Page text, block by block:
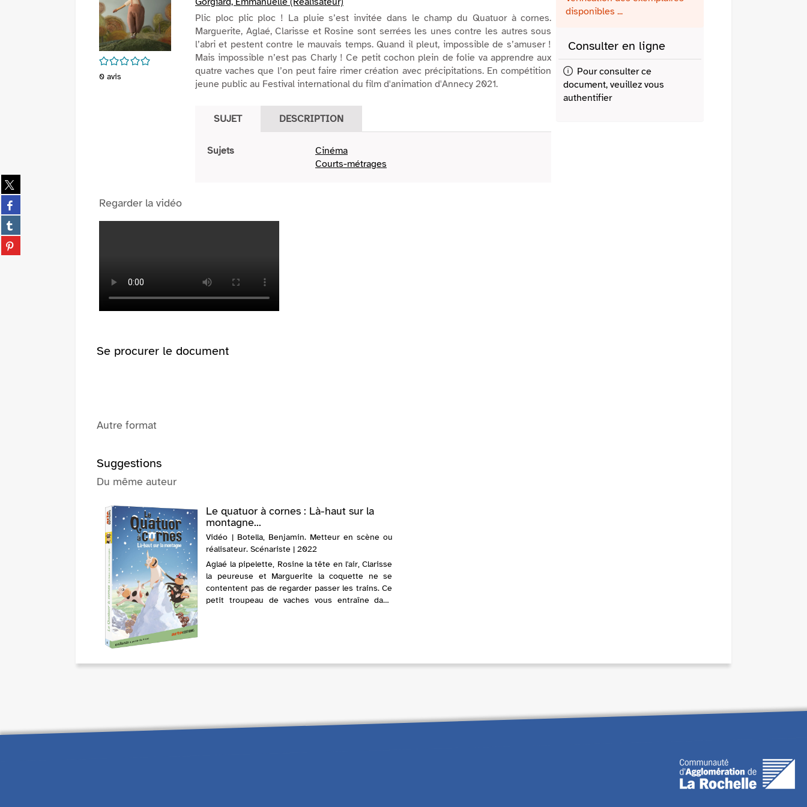
Partager
sur
twitter
(Nouvelle
fenêtre)
Partager
sur
facebook
(Nouvelle
fenêtre)
Partager
sur
tumblr
Partager
sur
/5
0 avis
Plic ploc plic ploc ! La pluie s’est invitée dans le champ du Quatuor à cornes.
Marguerite, Aglaé, Clarisse et Rosine sont serrées les unes contre les autres sous
l’abri et pestent contre le mauvais temps. Quand il pleut, impossible de s’amuser !
Mais impossible n’est pas Charly ! Ce petit cochon plein de folie va apprendre aux
quatre vaches que l’on peut faire rimer création avec précipitations. En compétition
jeune public au Festival international du film d'animation d'Annecy 2021.
SUJET DESCRIPTION
Sujets
Cinéma
Courts-métrages
Regarder la vidéo
disponibles ...
Consulter en ligne
Pour consulter ce
document, veuillez vous
authentifier
Se procurer le document
Autre format
Suggestions
Du même auteur
Le quatuor à cornes : Là-haut sur la
montagne...
Vidéo | Botella, Benjamin. Metteur en scène ou
réalisateur. Scénariste | 2022
Aglaé la pipelette, Rosine la tête en l'air, Clarisse
la peureuse et Marguerite la coquette ne se
contentent pas de regarder passer les trains. Ce
petit troupeau de vaches vous entraîne dans